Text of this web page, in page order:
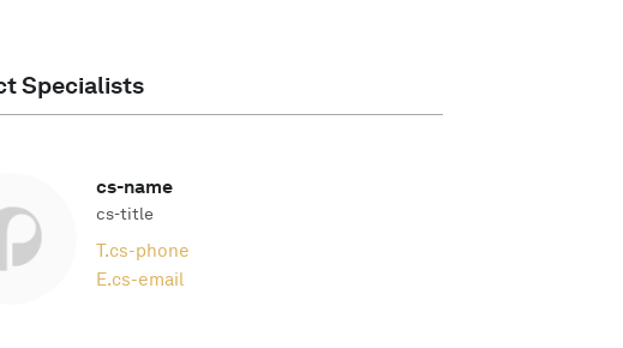
Specialists
cs-name
cs-title
T.cs-phone
E.cs-email